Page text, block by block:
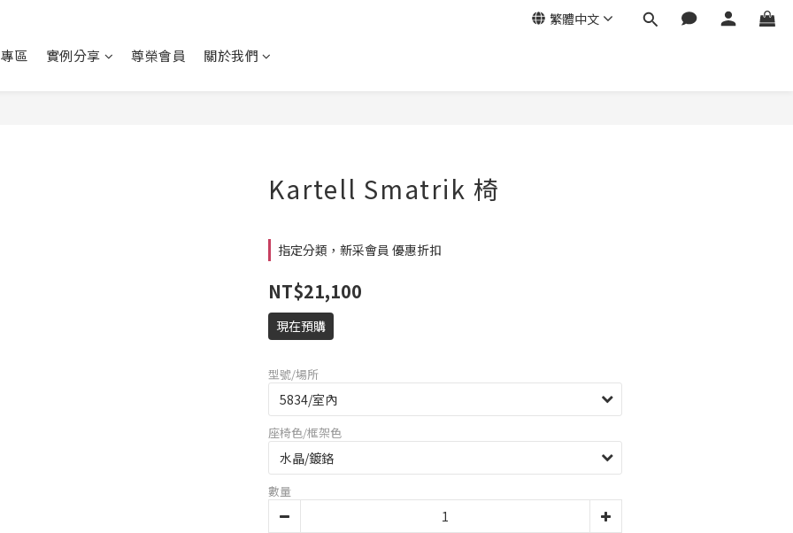
繁體中文
區 實例分享 尊榮會員 關於我們
Kartell Smatrik 椅
指定分類，新采會員 優惠折扣
NT$21,100
現在預購
型號/場所
座椅色/框架色
數量